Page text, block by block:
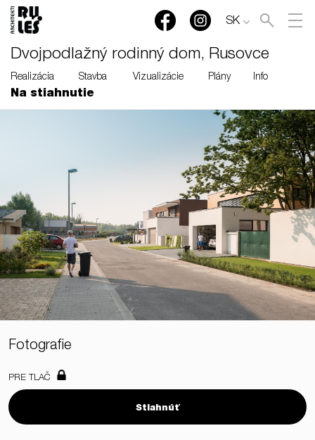
SK
Dvojpodlažný rodinný dom, Rusovce
Realizácia Stavba Vizualizácie Plány Info
Na stiahnutie
Fotografie
PRE TLAČ
Stiahnúť